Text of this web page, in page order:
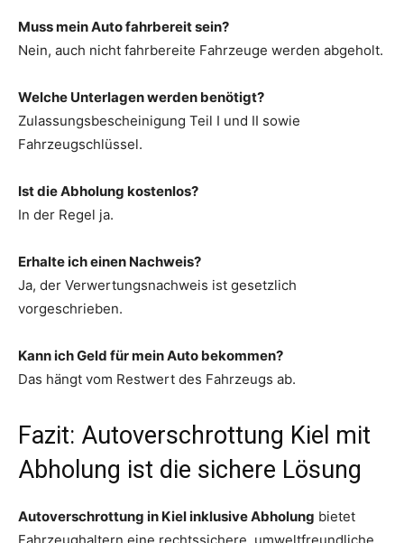
Muss mein Auto fahrbereit sein?
Nein, auch nicht fahrbereite Fahrzeuge werden abgeholt.
Welche Unterlagen werden benötigt?
Zulassungsbescheinigung Teil I und II sowie
Fahrzeugschlüssel.
Ist die Abholung kostenlos?
In der Regel ja.
Erhalte ich einen Nachweis?
Ja, der Verwertungsnachweis ist gesetzlich
vorgeschrieben.
Kann ich Geld für mein Auto bekommen?
Das hängt vom Restwert des Fahrzeugs ab.
Fazit: Autoverschrottung Kiel mit
Abholung ist die sichere Lösung
Autoverschrottung in Kiel inklusive Abholung bietet
Fahrzeughaltern eine rechtssichere, umweltfreundliche